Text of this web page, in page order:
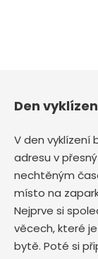
Den
V den vyklízení
adresu v
nechtěným
místo na
Nejprve si
věcech, které
bytě. Poté si